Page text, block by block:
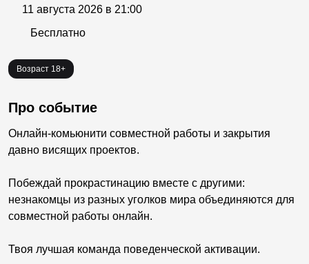
11 августа 2026 в 21:00
Бесплатно
Возраст 18+
Про событие
Онлайн-комьюнити совместной работы и закрытия
давно висящих проектов.
Побеждай прокрастинацию вместе с другими:
незнакомцы из разных уголков мира объединяются для
совместной работы онлайн.
Твоя лучшая команда поведенческой активации.